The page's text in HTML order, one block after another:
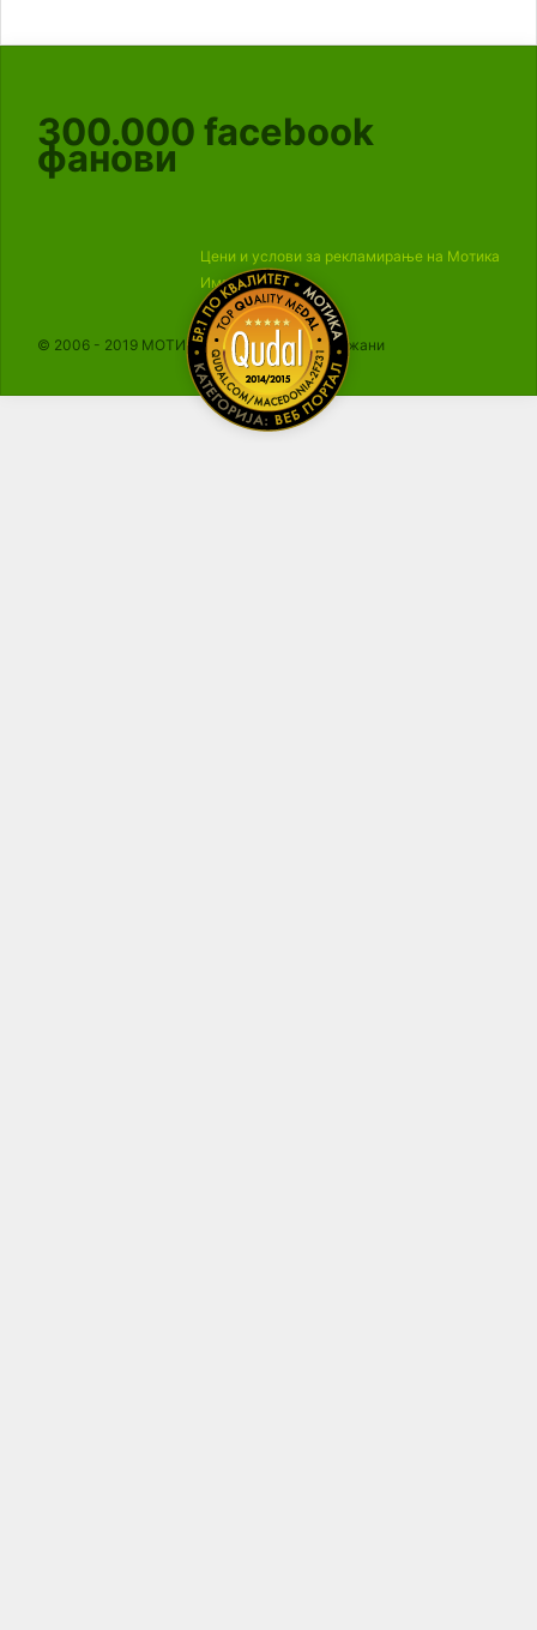
300.000 facebook
фанови
Цени и услови за рекламирање на Мотика
Импресум
© 2006 - 2019 МОТИКА, Сите права се задржани